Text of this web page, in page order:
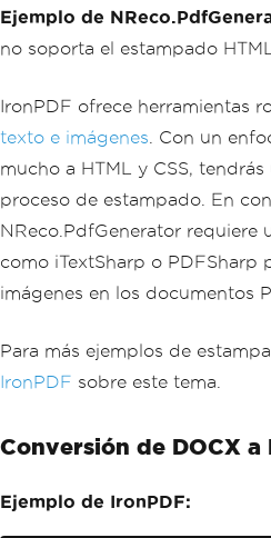
// Apply image stamp to
pdf.SaveAs(
Ejemplo de
no soporta el estampado
IronPDF ofrece herramientas
texto e imágenes . Con un
mucho a HTML y CSS,
proceso de estampado. En
NReco.PdfGenerator requiere
como iTextSharp o PDFSharp
imágenes en los documentos
Para más ejemplos de
IronPDF sobre este tema.
Conversión de DOCX a
Ejemplo de IronPDF: